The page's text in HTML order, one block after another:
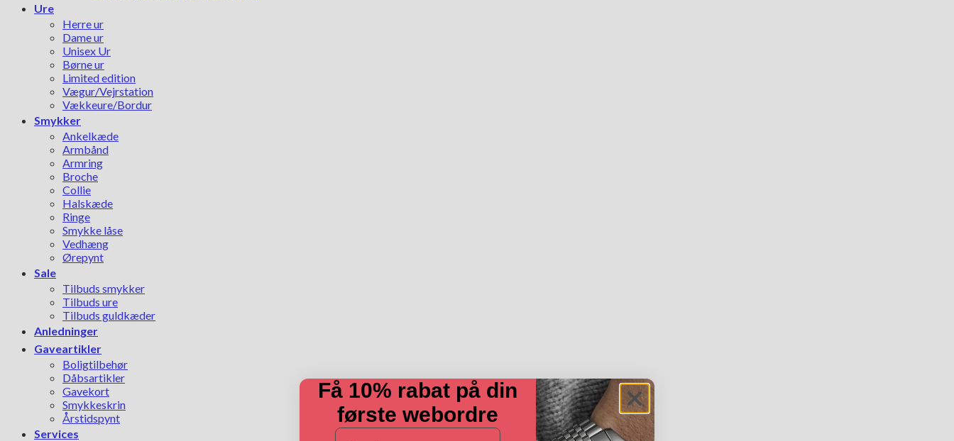
Ure
Herre ur
Dame ur
Unisex Ur
Børne ur
Limited edition
Vægur/Vejrstation
Vækkeure/Bordur
Smykker
Ankelkæde
Armbånd
Armring
Broche
Collie
Halskæde
Ringe
Smykke låse
Vedhæng
Ørepynt
Sale
Tilbuds smykker
Tilbuds ure
Tilbuds guldkæder
Anledninger
Gaveartikler
Boligtilbehør
Dåbsartikler
Gavekort
Smykkeskrin
Årstidspynt
Services
Få 10% rabat på din
første webordre
E-mail